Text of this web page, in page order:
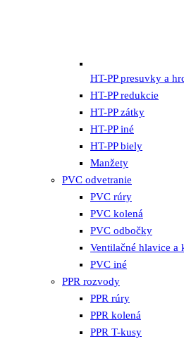
HT-PP presuvky a
HT-PP redukcie
HT-PP zátky
HT-PP iné
HT-PP biely
Manžety
PVC odvetranie
PVC rúry
PVC kolená
PVC odbočky
Ventilačné hlavice a
PVC iné
PPR rozvody
PPR rúry
PPR kolená
PPR T-kusy